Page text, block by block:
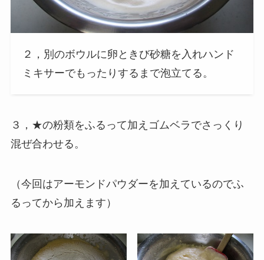
２，別のボウルに卵ときび砂糖を入れハンド
ミキサーでもったりするまで泡立てる。
３，★の粉類をふるって加えゴムベラでさっくり
混ぜ合わせる。
（今回はアーモンドパウダーを加えているのでふ
るってから加えます）